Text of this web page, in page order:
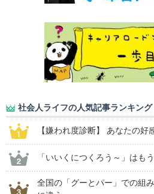
社会人ライフの人気記事ランキング
【嫌われ度診断】 あなたの好
「いいくにつくろう～」はも
全国の「グーとパー」での組